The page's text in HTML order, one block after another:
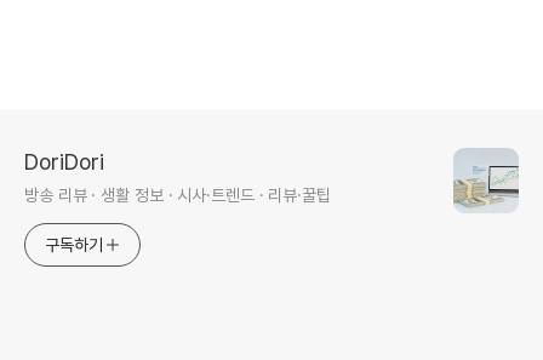
DoriDori
방송 리뷰 · 생활 정보 · 시사·트렌드 · 리뷰·꿀팁
구독하기